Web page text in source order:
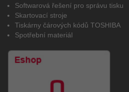
Softwarová řešení pro správu tisku
Skartovací stroje
Tiskárny čárových kódů TOSHIBA
Spotřební materiál